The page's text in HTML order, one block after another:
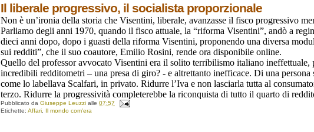
Il liberale progressivo, il socialista proporzionale
Non è un’ironia della storia che Visentini, liberale, avanzasse il fisco progressivo
Parliamo degli anni 1970, quando il fisco attuale, la “riforma Visentini”, andò a
dieci anni dopo, dopo i guasti della riforma Visentini, proponendo una diversa
sui redditi”, che il suo coautore, Emilio Rosini, rende ora disponibile online.
Quello del professor avvocato Visentini era il solito terribilismo italiano ineffettuale,
incredibili redditometri – una presa di giro? - e altrettanto inefficace. Di una persona
come lo labellava Scalfari, in privato.Ridurre l’Iva e non lasciarla tutta al
terzo. Ridurre la progressività completerebbe la riconquista di tutto il quarto di
Pubblicato daGiuseppe Leuzzi alle07:57
Etichette:Affari Il mondo com'era